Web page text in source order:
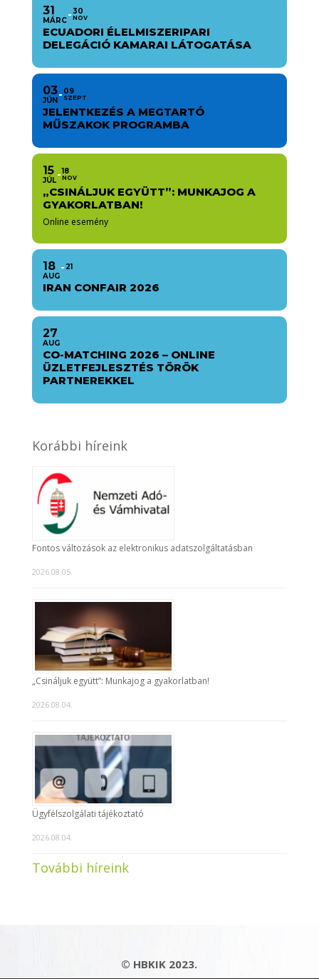
31
MÁRC
30
NOV
ECUADORI ÉLELMISZERIPARI
DELEGÁCIÓ KAMARAI LÁTOGATÁSA
03
JÚN
09
SZEPT
JELENTKEZÉS A MEGTARTÓ
MŰSZAKOK PROGRAMBA
15
JÚL
18
NOV
„CSINÁLJUK EGYÜTT”: MUNKAJOG A
GYAKORLATBAN!
Online esemény
18
AUG
21
IRAN CONFAIR 2026
27
AUG
CO-MATCHING 2026 – ONLINE
ÜZLETFEJLESZTÉS TÖRÖK
PARTNEREKKEL
Korábbi híreink
Fontos változások az elektronikus adatszolgáltatásban
2026.08.05.
„Csináljuk együtt”: Munkajog a gyakorlatban!
2026.08.04.
Ügyfélszolgálati tájékoztató
2026.08.04.
További híreink
© HBKIK 2023.